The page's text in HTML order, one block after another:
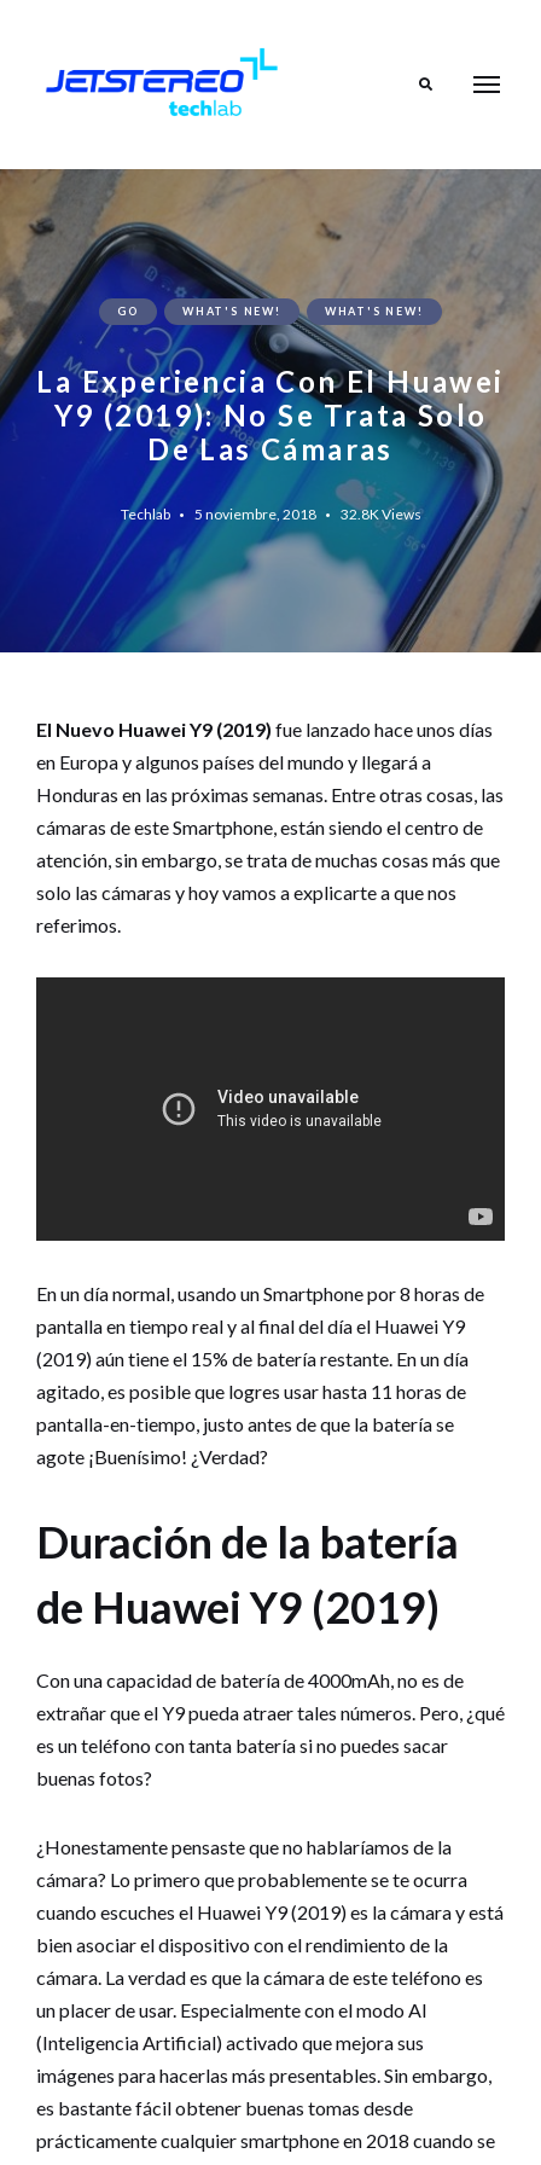
GO WHAT'S NEW! WHAT'S NEW!
La Experiencia Con El Huawei
Y9 (2019): No Se Trata Solo
De Las Cámaras
Techlab 5 noviembre, 2018 32.8KViews
El Nuevo Huawei Y9 (2019) fue lanzado hace unos días
en Europa y algunos países del mundo y llegará a
Honduras en las próximas semanas. Entre otras cosas, las
cámaras de este Smartphone, están siendo el centro de
atención, sin embargo, se trata de muchas cosas más que
solo las cámaras y hoy vamos a explicarte a que nos
referimos.
En un día normal, usando un Smartphone por 8 horas de
pantalla en tiempo real y al final del día el Huawei Y9
(2019) aún tiene el 15% de batería restante. En un día
agitado, es posible que logres usar hasta 11 horas de
pantalla-en-tiempo, justo antes de que la batería se
agote ¡Buenísimo! ¿Verdad?
Duración de la batería
de Huawei Y9 (2019)
Con una capacidad de batería de 4000mAh, no es de
extrañar que el Y9 pueda atraer tales números. Pero, ¿qué
es un teléfono con tanta batería si no puedes sacar
buenas fotos?
¿Honestamente pensaste que no hablaríamos de la
cámara? Lo primero que probablemente se te ocurra
cuando escuches el Huawei Y9 (2019) es la cámara y está
bien asociar el dispositivo con el rendimiento de la
cámara. La verdad es que la cámara de este teléfono es
un placer de usar. Especialmente con el modo AI
(Inteligencia Artificial) activado que mejora sus
imágenes para hacerlas más presentables. Sin embargo,
es bastante fácil obtener buenas tomas desde
prácticamente cualquier smartphone en 2018 cuando se